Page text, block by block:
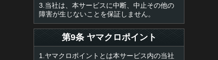
3.当社は、本サービスに中断、中止その他の
障害が生じないことを保証しません。
第9条 ヤマクロポイント
1.ヤマクロポイントとは本サービス内の当社